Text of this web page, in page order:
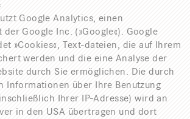
Google Analytics, einen
der Google Inc. (»Google«). Google
»Cookies«, Text-dateien, die auf Ihrem
werden und die eine Analyse der
durch Sie ermöglichen. Die durch
Informationen über Ihre Benutzung
Ihrer IP-Adresse) wird an
in den USA übertragen und dort